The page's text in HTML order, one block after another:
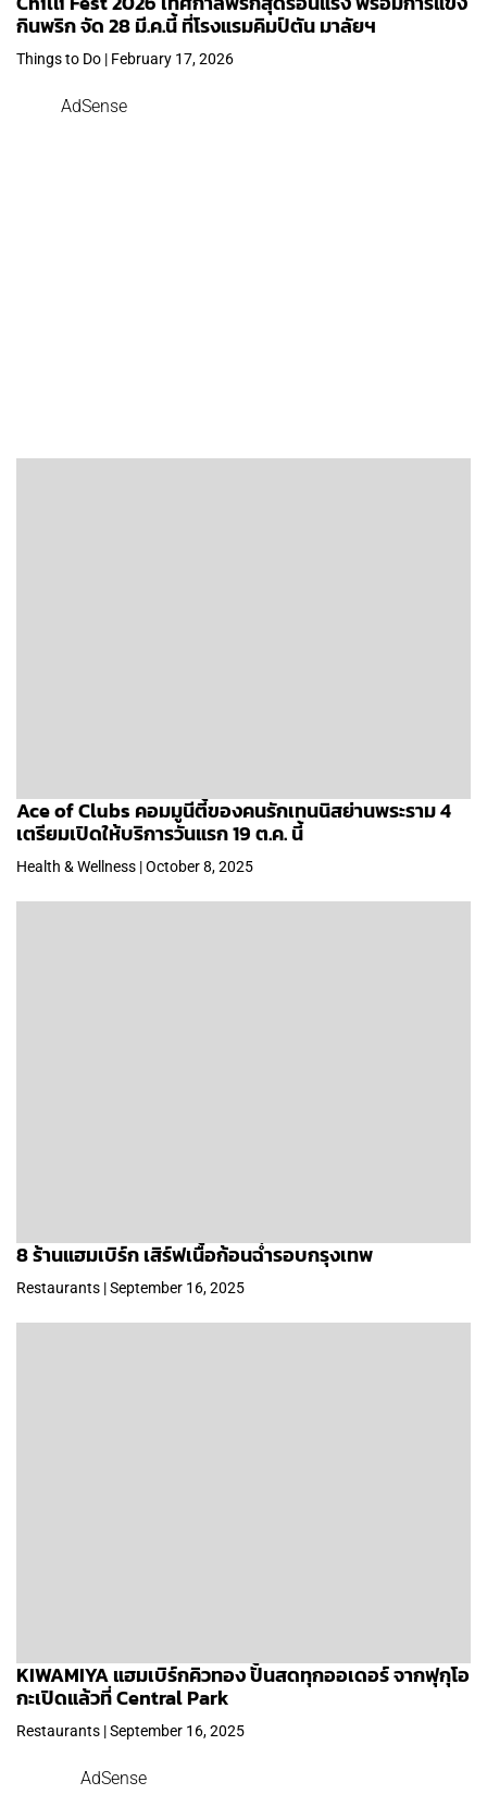
กินพริก จัด 28 มี.ค.นี้ ที่โรงแรมคิมป์ตัน มาลัยฯ
Things to Do | February 17, 2026
AdSense
Ace of Clubs คอมมูนีตี้ของคนรักเทนนิสย่านพระราม 4
เตรียมเปิดให้บริการวันแรก 19 ต.ค. นี้
Health & Wellness | October 8, 2025
8 ร้านแฮมเบิร์ก เสิร์ฟเนื้อก้อนฉ่ำรอบกรุงเทพ
Restaurants | September 16, 2025
KIWAMIYA แฮมเบิร์กคิวทอง ปั้นสดทุกออเดอร์ จากฟุกุโอ
กะเปิดแล้วที่ Central Park
Restaurants | September 16, 2025
AdSense